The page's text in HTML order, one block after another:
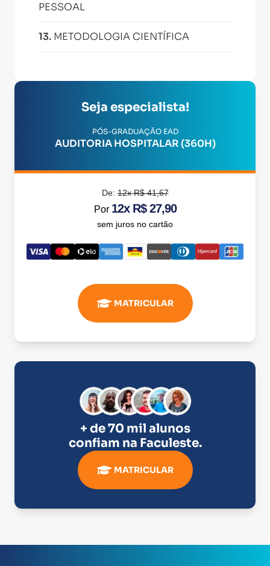
PESSOAL
13. METODOLOGIA CIENTÍFICA
Seja especialista!
PÓS-GRADUAÇÃO EAD
AUDITORIA HOSPITALAR (360H)
De:12x R$ 41,67
Por 12x R$ 27,90
sem juros no cartão
MATRICULAR
+ de 70 mil alunos
confiam na Faculeste.
MATRICULAR